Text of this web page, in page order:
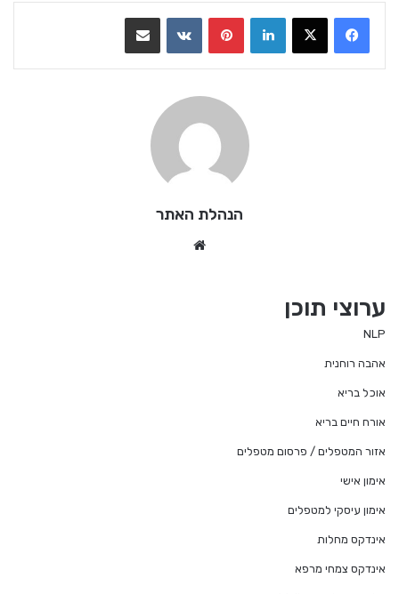
LinkedIn
VKontakte
הנהלת האתר
ערוצי תוכן
NLP
אהבה רוחנית
אוכל בריא
אורח חיים בריא
אזור המטפלים / פרסום מטפלים
אימון אישי
אימון עיסקי למטפלים
אינדקס מחלות
אינדקס צמחי מרפא